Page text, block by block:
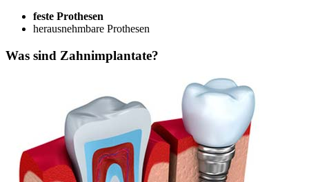
feste Prothesen
herausnehmbare Prothesen
Was sind Zahnimplantate?